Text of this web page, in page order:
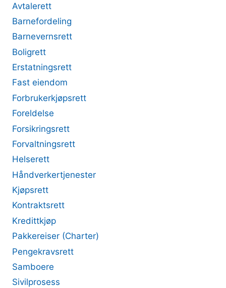
Avtalerett
Barnefordeling
Barnevernsrett
Boligrett
Erstatningsrett
Fast eiendom
Forbrukerkjøpsrett
Foreldelse
Forsikringsrett
Forvaltningsrett
Helserett
Håndverkertjenester
Kjøpsrett
Kontraktsrett
Kredittkjøp
Pakkereiser (Charter)
Pengekravsrett
Samboere
Sivilprosess